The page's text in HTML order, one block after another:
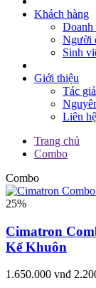
Khách hàng
Doanh
Người
Sinh
Giới thiệu
Tác giả
Liên hệ
Trang chủ
Combo
Combo
25%
Cimatron
Kế Khuôn
1.650.000 vnđ